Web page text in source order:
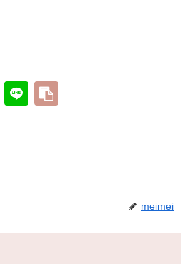
meimei